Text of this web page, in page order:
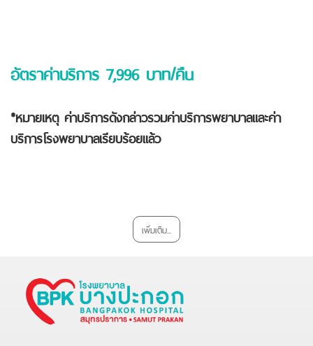
อัตราค่าบริการ 7,996 บาท/คืน
*หมายเหตุ ค่าบริการดังกล่าวรวมค่าบริการพยาบาลและค่า
บริการโรงพยาบาลเรียบร้อยแล้ว
เพิ่มเติม...